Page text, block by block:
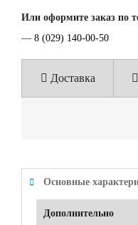
Или оформите заказ по
— 8 (029) 140-00-50
Доставка
Основные
Дополнительно